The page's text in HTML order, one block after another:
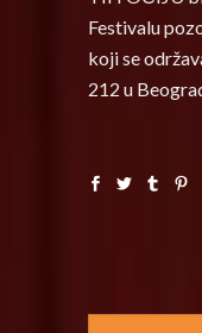
Festivalu
koji se
212 u